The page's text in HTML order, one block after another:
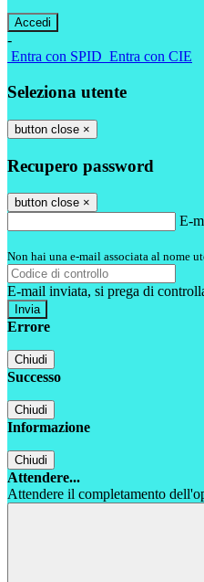
-
Entra con SPID Entra con CIE
Seleziona utente
button close ×
Recupero password
button close ×
E-
Non hai una e-mail associata al nome
E-mail inviata, si prega di
Errore
Chiudi
Successo
Chiudi
Informazione
Chiudi
Attendere...
Attendere il completamento